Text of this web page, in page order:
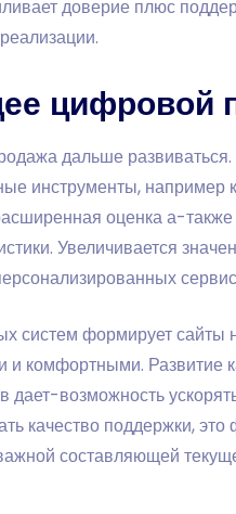
доверие плюс
цифровой
дальше
инструменты, например
оценка а-
Увеличивается
систем формирует сайты
и комфортными. Развитие
дает-возможность
качество поддержки,
составляющей